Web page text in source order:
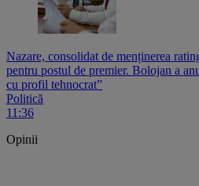
Nazare, consolidat de menținerea
pentru postul de premier. Bolojan a
cu profil tehnocrat”
Politică
11:36
Opinii